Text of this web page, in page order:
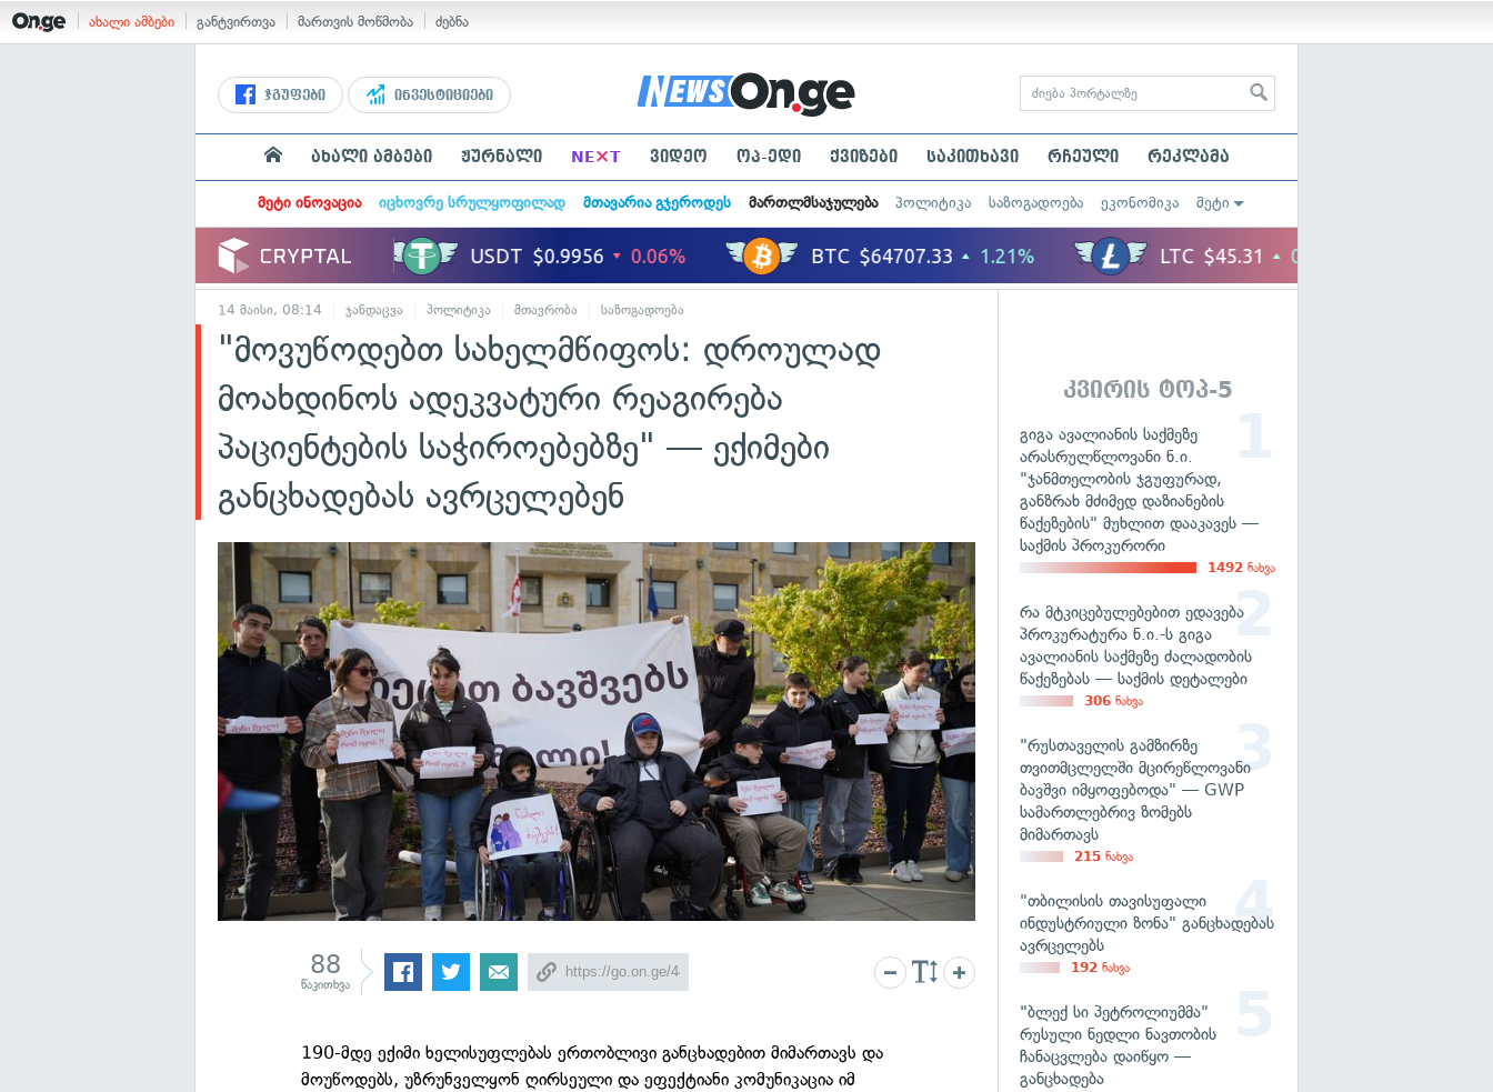
ახალი ამბები განტვირთვა მართვის მოწმობა ძებნა
ჯგუფები ინვესტიციები
ახალი ამბები ჟურნალი NE×T ვიდეო ოპ-ედი ქვიზები საკითხავი რჩეული რეკლამა
მეტი ინოვაცია იცხოვრე სრულყოფილად მთავარია გჯეროდეს მართლმსაჯულება პოლიტიკა საზოგადოება ეკონომიკა მეტი
14 მაისი, 08:14 ჯანდაცვა პოლიტიკა მთავრობა საზოგადოება
"მოვუწოდებთ სახელმწიფოს: დროულად
მოახდინოს ადეკვატური რეაგირება
პაციენტების საჭიროებებზე" — ექიმები
განცხადებას ავრცელებენ
88
წაკითხვა
190-მდე ექიმი ხელისუფლებას ერთობლივი განცხადებით მიმართავს და
მოუწოდებს, უზრუნველყონ ღირსეული და ეფექტიანი კომუნიკაცია იმ
კვირის ტოპ-5
გიგა ავალიანის საქმეზე
არასრულწლოვანი ნ.ი.
"ჯანმთელობის ჯგუფურად,
განზრახ მძიმედ დაზიანების
წაქეზების" მუხლით დააკავეს —
საქმის პროკურორი
1492 ნახვა
რა მტკიცებულებებით ედავება
პროკურატურა ნ.ი.-ს გიგა
ავალიანის საქმეზე ძალადობის
წაქეზებას — საქმის დეტალები
306 ნახვა
"რუსთაველის გამზირზე
თვითმცლელში მცირეწლოვანი
ბავშვი იმყოფებოდა" — GWP
სამართლებრივ ზომებს
მიმართავს
215 ნახვა
"თბილისის თავისუფალი
ინდუსტრიული ზონა" განცხადებას
ავრცელებს
192 ნახვა
"ბლექ სი პეტროლიუმმა"
რუსული ნედლი ნავთობის
ჩანაცვლება დაიწყო —
განცხადება